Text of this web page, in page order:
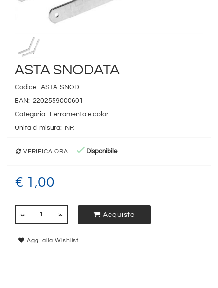
ASTA SNODATA
Codice: ASTA-SNOD
EAN: 2202559000601
Categoria:
Ferramenta e colori
Unita di misura:
NR
VERIFICA ORA Disponibile
€ 1,00
Acquista
Agg. alla Wishlist